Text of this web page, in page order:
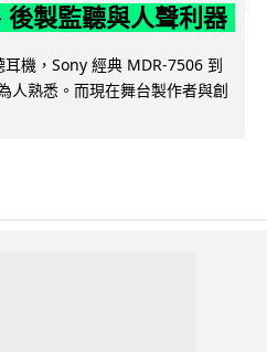
製監聽與人聲利器
機，Sony 經典 MDR-7506 到
人熟悉。而現在舞台製作者與創